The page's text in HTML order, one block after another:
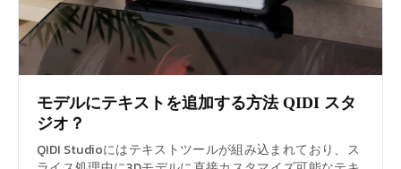
モデルにテキストを追加する方法 QIDI スタ
ジオ？
QIDI Studioにはテキストツールが組み込まれており、ス